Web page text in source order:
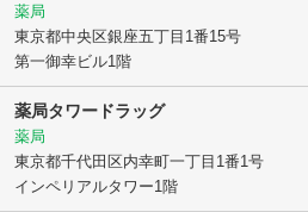
薬局
東京都中央区銀座五丁目1番15号
第一御幸ビル1階
薬局タワードラッグ
薬局
東京都千代田区内幸町一丁目1番1号
インペリアルタワー1階